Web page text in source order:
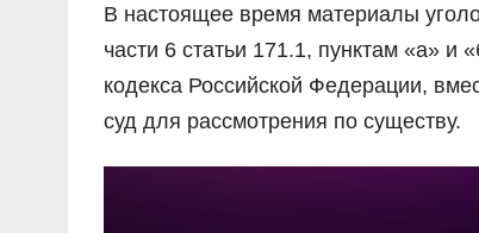
В настоящее время материалы
части 6 статьи 171.1, пунктам «а» и
кодекса Российской Федерации,
суд для рассмотрения по существу.